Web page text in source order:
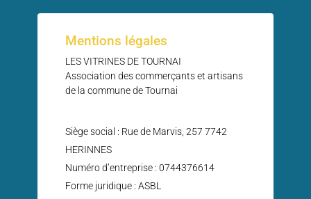
Mentions légales
LES VITRINES DE TOURNAI
Association des commerçants et artisans
de la commune de Tournai
Siège social : Rue de Marvis, 257 7742
HERINNES
Numéro d’entreprise : 0744376614
Forme juridique : ASBL